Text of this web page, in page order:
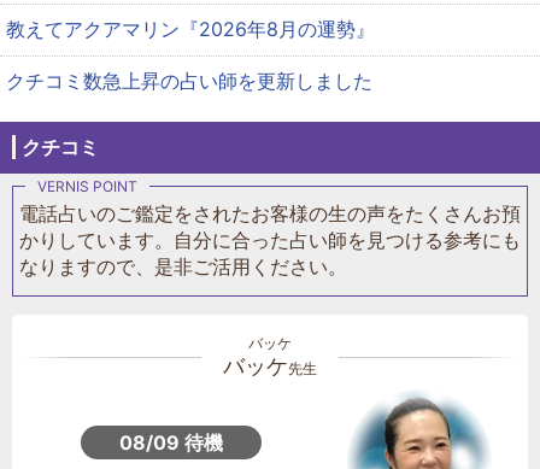
教えてアクアマリン『2026年8月の運勢』
クチコミ数急上昇の占い師を更新しました
クチコミ
電話占いのご鑑定をされたお客様の生の声をたくさんお預
かりしています。自分に合った占い師を見つける参考にも
なりますので、是非ご活用ください。
バッケ先生
08/09 待機